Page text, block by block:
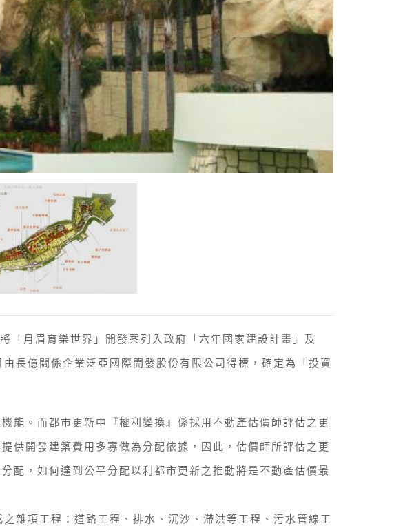
月眉育樂世界」開發案列入政府「六年國家建設計畫」及
長億關係企業泛亞國際開發股份有限公司得標，確定為「投資
能。而都市更新中『權利變換』係採用不動產估價師評估之更
供開發建築費用多寡做為分配依據，因此，估價師所評估之更
配，如何達到公平分配以利都市更新之推動將是不動產估價最
雜項工程：道路工程、排水、沉沙、滯洪等工程、污水管線工